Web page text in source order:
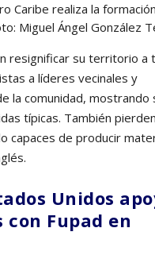
Caribe realiza la
Miguel Ángel González
resignificar su territorio a
a líderes vecinales y
la comunidad, mostrando
típicas. También
capaces de producir
Unidos
con Fupad en